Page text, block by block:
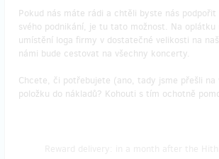
Pokud nás máte rádi a chtěli byste nás
svého podnikání, je tu tato možnost. Na oplátku
umístění loga firmy v dostatečné velikosti na
námi bude cestovat na všechny koncerty.
Chcete, či potřebujete (ano, tady jsme přešli
položku do nákladů? Kohouti s tím ochotně